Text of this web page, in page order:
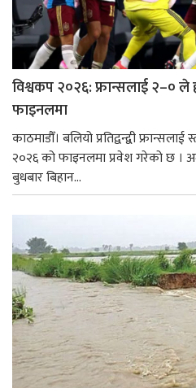
विश्वकप २०२६: फ्रान्सलाई २–० ले
फाइनलमा
काठमाडौँ। बलियो प्रतिद्वन्द्वी
२०२६ को फाइनलमा प्रवेश गरेको छ ।
बुधबार बिहान...